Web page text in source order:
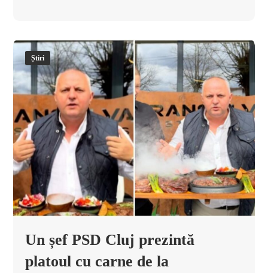
Știri
Un șef PSD Cluj prezintă
platoul cu carne de la